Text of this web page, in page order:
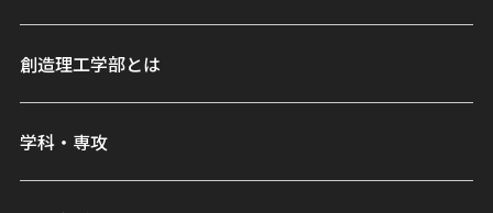
創造理工学部とは
学科・専攻